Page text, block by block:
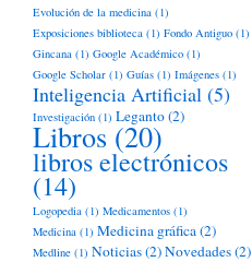
Evolución de la medicina (1)
Exposiciones biblioteca (1) Fondo Antiguo (1)
Gincana (1) Google Académico (1)
Google Scholar (1) Guías (1) Imágenes (1)
Inteligencia Artificial (5)
Investigación (1) Leganto(2)
Libros(20)
libros electrónicos
(14)
Logopedia (1) Medicamentos (1)
Medicina (1) Medicina gráfica(2)
Medline (1) Noticias(2)Novedades(2)